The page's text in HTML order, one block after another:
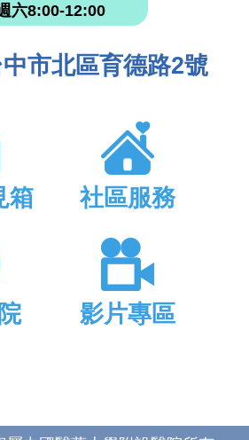
六8:00-12:00
市北區育德路2號
箱 社區服務
影片專區